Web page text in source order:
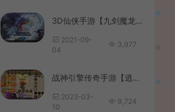
3D仙侠手游【九剑魔龙传】2021整理Linux手工服务端+运营后台+GM授权后台+视频教程
2021-09-
04
3,977
战神引擎传奇手游【逍遥火龙】最新整理WIN系特色服务端+安卓苹果双端+GM后台+详细搭建教程
2023-03-
10
9,724